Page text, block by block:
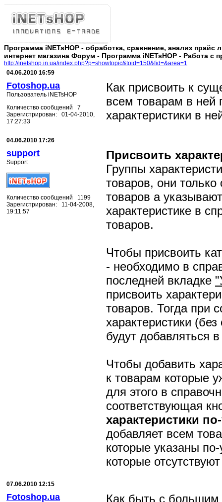
Программа iNETsHOP - обработка, сравнение, анализ прайс
интернет магазина Форум - Программа iNETsHOP - Работа с
http://inetshop.in.ua/index.php?p=showtopic&toid=150&fid=&area=1
04.06.2010 16:59
Fotoshop.ua
Пользователь iNETsHOP
Количество сообщений 7
Зарегистрирован: 01-04-2010,
17:27:33
Как присвоить к
всем товарам в ней
характеристики в
04.06.2010 17:26
support
Support
Количество сообщений 1199
Зарегистрирован: 11-04-2008,
19:11:57
Присвоить
Группы
товаров, они
товаров а
характеристике в
товаров.
Чтобы присвоить
- необходимо в
последней вкладке
присвоить
товаров. Тогда при
характеристики
будут добавляться
Чтобы добавить
к товарам которые
для этого в
соответствующая
характеристики
добавляет всем
которые указаны
которые
07.06.2010 12:15
Fotoshop.ua
Как быть с большим